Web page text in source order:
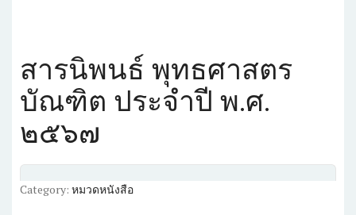
สารนิพนธ์ พุทธศาสตร
บัณฑิต ประจำปี พ.ศ.
๒๕๖๗
Category: หมวดหนังสือ